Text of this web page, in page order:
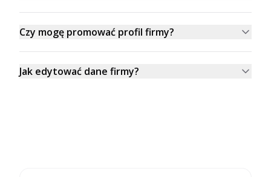
Czy mogę promować profil firmy?
Jak edytować dane firmy?